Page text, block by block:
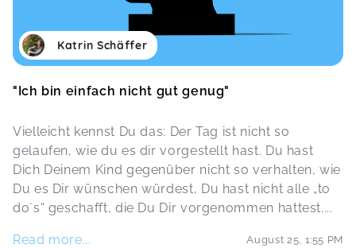
Katrin Schäffer
"Ich bin einfach nicht gut genug"
Vielleicht kennst Du das: Der Tag ist nicht so
gelaufen, wie du es dir vorgestellt hast. Du hast
Dich Deinem Kind gegenüber nicht so verhalten, wie
Du es Dir wünschen würdest, Du hast nicht alle „to
do`s“ geschafft, die Du Dir vorgenommen hattest....
Read more... August 25, 1:55 PM